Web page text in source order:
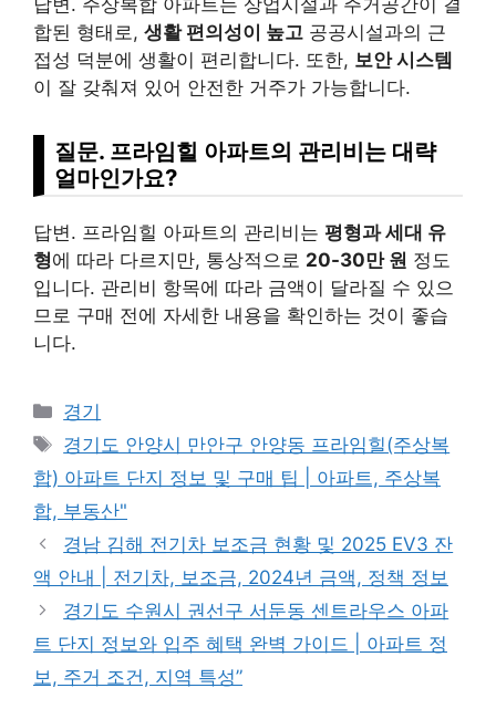
합된 형태로, 생활 편의성이 높고 공공시설과의 근
접성 덕분에 생활이 편리합니다. 또한, 보안 시스템
이 잘 갖춰져 있어 안전한 거주가 가능합니다.
질문. 프라임힐 아파트의 관리비는 대략
얼마인가요?
답변. 프라임힐 아파트의 관리비는 평형과 세대 유
형에 따라 다르지만, 통상적으로 20-30만 원 정도
입니다. 관리비 항목에 따라 금액이 달라질 수 있으
므로 구매 전에 자세한 내용을 확인하는 것이 좋습
니다.
Categories
경기
Tags
경기도 안양시 만안구 안양동 프라임힐(주상복
합) 아파트 단지 정보 및 구매 팁 | 아파트, 주상복
합, 부동산"
경남 김해 전기차 보조금 현황 및 2025 EV3 잔
액 안내 | 전기차, 보조금, 2024년 금액, 정책 정보
경기도 수원시 권선구 서둔동 센트라우스 아파
트 단지 정보와 입주 혜택 완벽 가이드 | 아파트 정
보, 주거 조건, 지역 특성”